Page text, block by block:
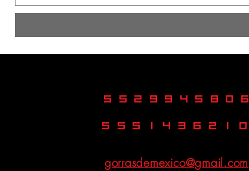
5529945806
5551436210
gorrasdemexico@gmail.com